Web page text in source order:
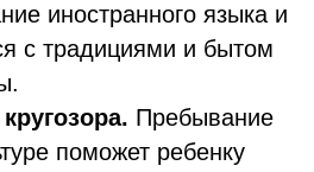
иностранного языка и
с традициями и бытом
Пребывание
поможет ребенку